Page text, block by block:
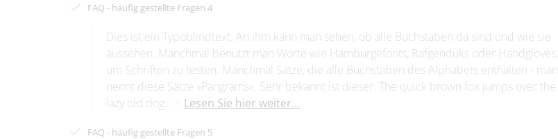
FAQ - häufig gestellte Fragen 4
Dies ist ein Typoblindtext. An ihm kann man sehen, ob alle Buchstaben da sind und wie sie
aussehen. Manchmal benutzt man Worte wie Hamburgefonts, Rafgenduks oder Handgloves,
um Schriften zu testen. Manchmal Sätze, die alle Buchstaben des Alphabets enthalten - man
nennt diese Sätze »Pangrams«. Sehr bekannt ist dieser: The quick brown fox jumps over the
lazy old dog.
Lesen Sie hier weiter...
FAQ - häufig gestellte Fragen 5